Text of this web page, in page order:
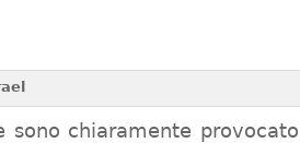
sono chiaramente